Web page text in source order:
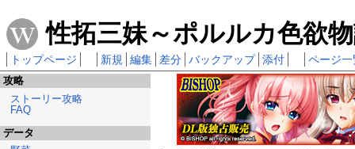
性拓三妹～ポルルカ色欲
トップページ 新規 編集 差分 バックアップ 添付 ページ一
攻略
ストーリー攻略
FAQ
データ